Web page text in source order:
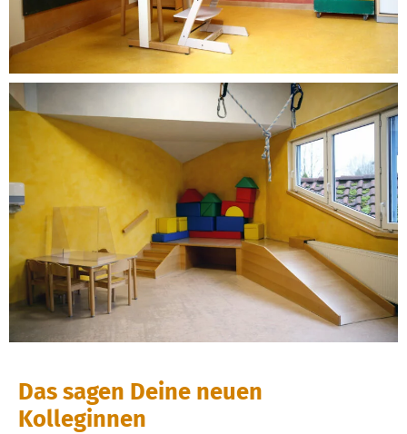
Das sagen Deine neuen
Kolleginnen